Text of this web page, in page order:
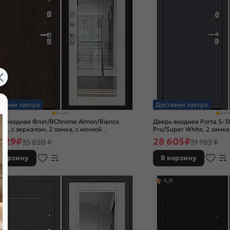
завтра
входная Флэт/BChrome Almon/Bianco
с зеркалом, 2 замка, с ночной
₽35 820 ₽
Доставим завтра
Дверь входная Porta S-
Pro/Super White, 2
28 605₽31 783 ₽
В корзину
4,9